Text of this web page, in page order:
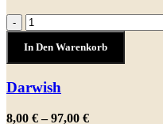
auf.
Die
Optionen
-
Darwish
Menge
In Den Warenkorb
Darwish
8,00 € –97,00 €Preisspanne: